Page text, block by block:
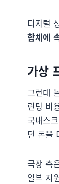
디지털
합체에
가상
그런데
린팅 비
국내스
던 돈을
극장 측
일부 지